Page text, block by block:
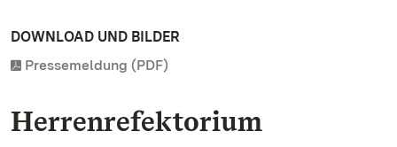
DOWNLOAD UND BILDER
Pressemeldung (PDF)
Herrenrefektorium